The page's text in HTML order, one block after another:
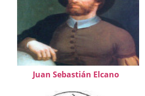
Juan Sebastián Elcano